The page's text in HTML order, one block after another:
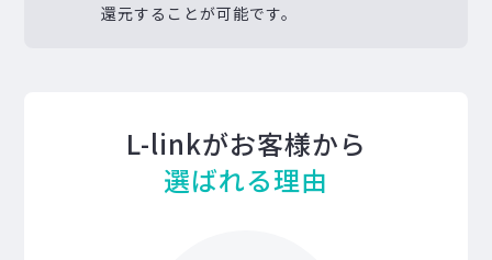
還元することが可能です。
L-linkがお客様から
選ばれる理由